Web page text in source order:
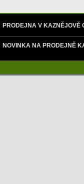
PRODEJNA V KAZNĚJOVĚ
NOVINKA NA PRODEJNĚ